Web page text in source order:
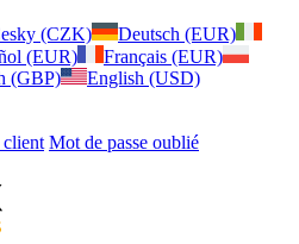
(CZK)
Deutsch (EUR)
(EUR)
Français (EUR)
(GBP) English (USD)
client Mot de passe oublié